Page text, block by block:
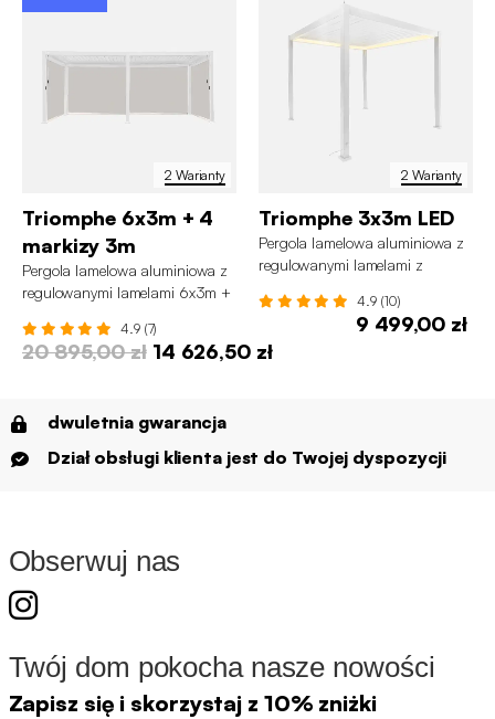
2 Warianty
Triomphe 6x3m + 4
markizy 3m
Pergola lamelowa aluminiowa z
regulowanymi lamelami 6x3m +
4.9 (7)
20 895,00 zł 14 626,50 zł
2 Warianty
Triomphe 3x3m LED
Pergola lamelowa aluminiowa z
regulowanymi lamelami z
LED
4.9 (10)
9 499,00 zł
dwuletnia gwarancja
Dział obsługi klienta jest do Twojej dyspozycji
Obserwuj nas
Twój dom pokocha nasze nowości
Zapisz się i skorzystaj z 10% zniżki